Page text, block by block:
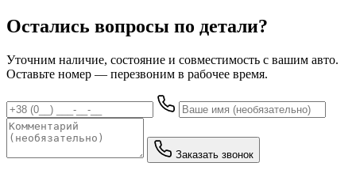
Остались вопросы по детали?
Уточним наличие, состояние и совместимость с вашим авто.
Оставьте номер — перезвоним в рабочее время.
Заказать звонок